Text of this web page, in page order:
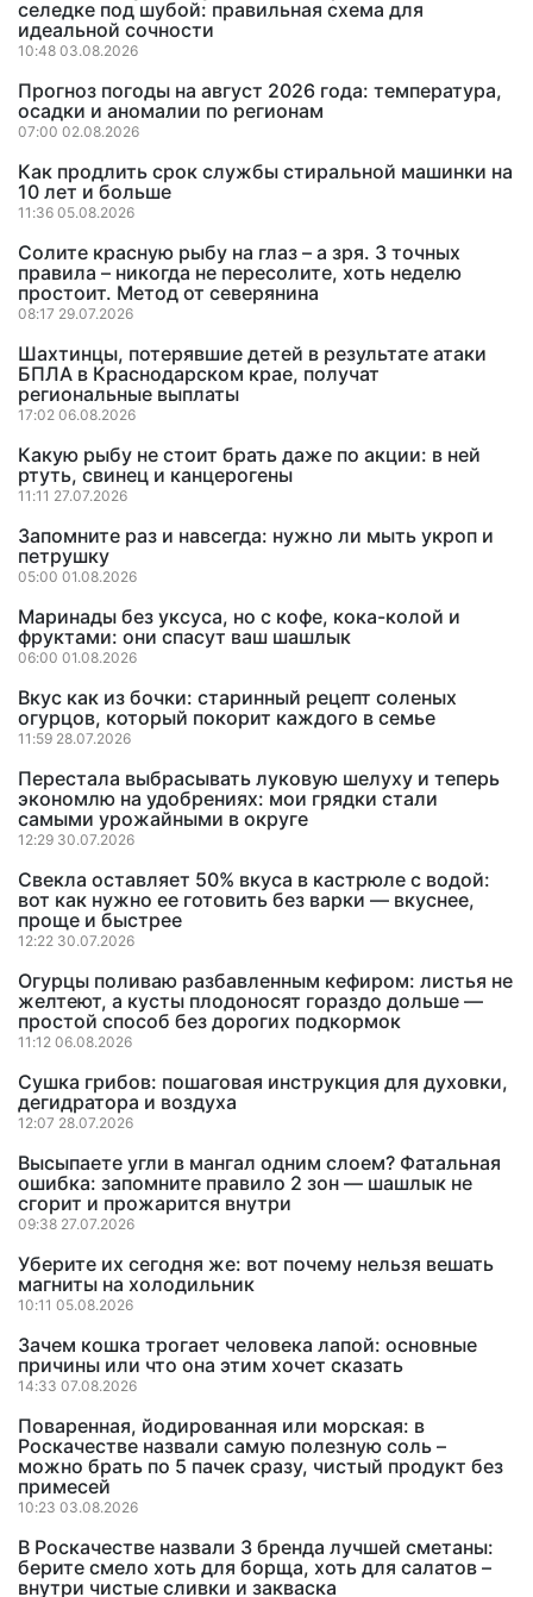
селедке под шубой: правильная схема для
идеальной сочности
10:48 03.08.2026
Прогноз погоды на август 2026 года: температура,
осадки и аномалии по регионам
07:00 02.08.2026
Как продлить срок службы стиральной машинки на
10 лет и больше
11:36 05.08.2026
Солите красную рыбу на глаз – а зря. 3 точных
правила – никогда не пересолите, хоть неделю
простоит. Метод от северянина
08:17 29.07.2026
Шахтинцы, потерявшие детей в результате атаки
БПЛА в Краснодарском крае, получат
региональные выплаты
17:02 06.08.2026
Какую рыбу не стоит брать даже по акции: в ней
ртуть, свинец и канцерогены
11:11 27.07.2026
Запомните раз и навсегда: нужно ли мыть укроп и
петрушку
05:00 01.08.2026
Маринады без уксуса, но с кофе, кока-колой и
фруктами: они спасут ваш шашлык
06:00 01.08.2026
Вкус как из бочки: старинный рецепт соленых
огурцов, который покорит каждого в семье
11:59 28.07.2026
Перестала выбрасывать луковую шелуху и теперь
экономлю на удобрениях: мои грядки стали
самыми урожайными в округе
12:29 30.07.2026
Свекла оставляет 50% вкуса в кастрюле с водой:
вот как нужно ее готовить без варки — вкуснее,
проще и быстрее
12:22 30.07.2026
Огурцы поливаю разбавленным кефиром: листья не
желтеют, а кусты плодоносят гораздо дольше —
простой способ без дорогих подкормок
11:12 06.08.2026
Сушка грибов: пошаговая инструкция для духовки,
дегидратора и воздуха
12:07 28.07.2026
Высыпаете угли в мангал одним слоем? Фатальная
ошибка: запомните правило 2 зон — шашлык не
сгорит и прожарится внутри
09:38 27.07.2026
Уберите их сегодня же: вот почему нельзя вешать
магниты на холодильник
10:11 05.08.2026
Зачем кошка трогает человека лапой: основные
причины или что она этим хочет сказать
14:33 07.08.2026
Поваренная, йодированная или морская: в
Роскачестве назвали самую полезную соль –
можно брать по 5 пачек сразу, чистый продукт без
примесей
10:23 03.08.2026
В Роскачестве назвали 3 бренда лучшей сметаны:
берите смело хоть для борща, хоть для салатов –
внутри чистые сливки и закваска